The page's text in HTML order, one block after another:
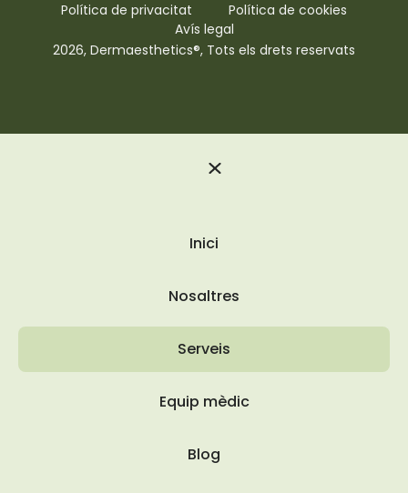
Política de privacitat
Política de cookies
Avís legal
2026, Dermaesthetics®, Tots els drets reservats
Inici
Nosaltres
Serveis
Equip mèdic
Blog